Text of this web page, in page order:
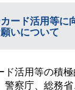
ード活用等に
いについて
ド活用等の積
警察庁、総務